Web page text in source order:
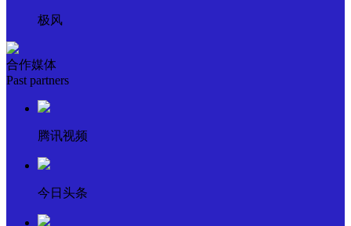
极风
合作媒体
Past partners
腾讯视频
今日头条